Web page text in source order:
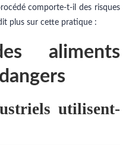
comporte-t-il des risques
plus sur cette pratique :
aliments
utilisent-